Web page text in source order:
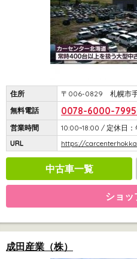
住所
〒006-0829 札幌市手
無料電話
0078-6000-
営業時間
10:00~18:00 / 定休日
URL
https://
中古車一覧
ショッ
成田産業（株）